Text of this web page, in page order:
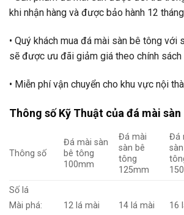
khi nhận hàng và được bảo hành 12
• Quý khách mua đá mài sàn bê tông với
sẽ được ưu đãi giảm giá theo chính sách
• Miễn phí vận chuyển cho khu vực nội
Thông số Kỹ Thuật của đá mài sàn
Thông số
Đá mài sàn
bê tông
100mm
Đá mài
sàn bê
tông
125mm
Đá
Số lá
Mài phá:
12 lá mài
14 lá mài
16